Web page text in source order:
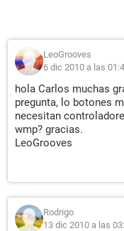
LeoGrooves
6 dic 2010 a las
hola Carlos muchas
pregunta, lo botones
necesitan
wmp? gracias.
LeoGrooves
Rodrigo
13 dic 2010 a las